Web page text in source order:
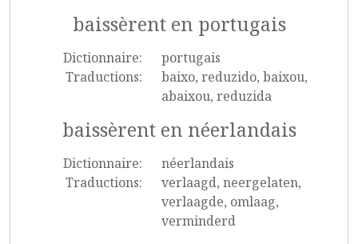
baissèrent en portugais
Dictionnaire:
portugais
Traductions:
baixo, reduzido, baixou,
abaixou, reduzida
baissèrent en néerlandais
Dictionnaire:
néerlandais
Traductions:
verlaagd, neergelaten,
verlaagde, omlaag,
verminderd